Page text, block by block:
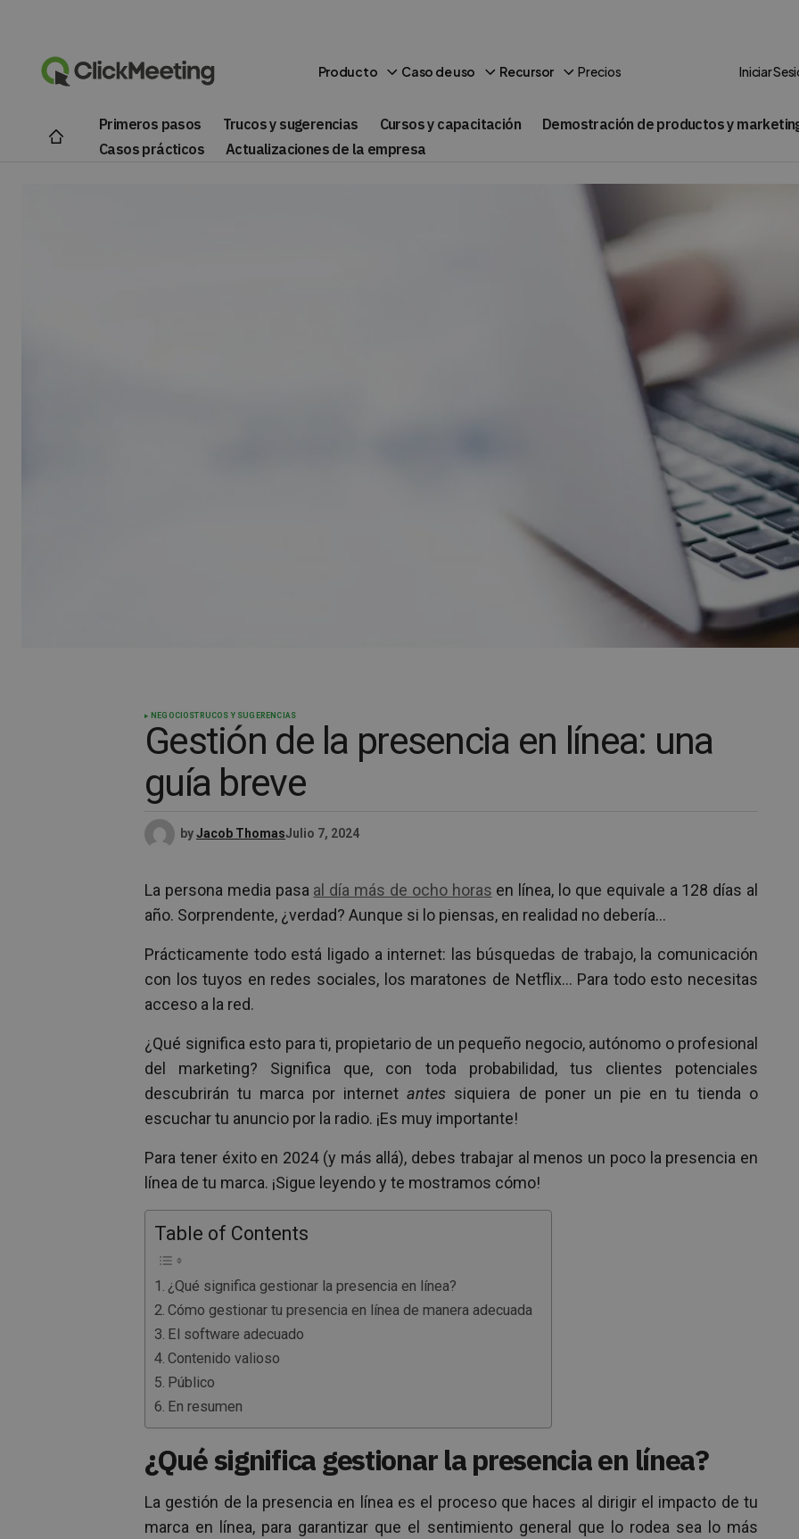
Producto Caso de uso Recursor Precios Iniciar
Primeros pasos Trucos y sugerencias Cursos y capacitación Demostración de productos y
Casos prácticos
Actualizaciones de la empresa
NEGOCIOSTRUCOS Y SUGERENCIAS
Gestión de la presencia en línea: una
guía breve
byJacob ThomasJulio 7, 2024
La persona media pasa al día más de ocho horas en línea, lo que equivale a 128 días al
año. Sorprendente, ¿verdad? Aunque si lo piensas, en realidad no debería…
Prácticamente todo está ligado a internet: las búsquedas de trabajo, la comunicación
con los tuyos en redes sociales, los maratones de Netflix… Para todo esto necesitas
acceso a la red.
¿Qué significa esto para ti, propietario de un pequeño negocio, autónomo o profesional
del marketing? Significa que, con toda probabilidad, tus clientes potenciales
descubrirán tu marca por internetantes siquiera de poner un pie en tu tienda o
escuchar tu anuncio por la radio. ¡Es muy importante!
Para tener éxito en 2024 (y más allá), debes trabajar al menos un poco la presencia en
línea de tu marca. ¡Sigue leyendo y te mostramos cómo!
Table of Contents
¿Qué significa gestionar la presencia en línea?
Cómo gestionar tu presencia en línea de manera adecuada
El software adecuado
Contenido valioso
Público
En resumen
¿Qué significa gestionar la presencia en línea?
La gestión de la presencia en línea es el proceso que haces al dirigir el impacto de tu
marca en línea, para garantizar que el sentimiento general que lo rodea sea lo más